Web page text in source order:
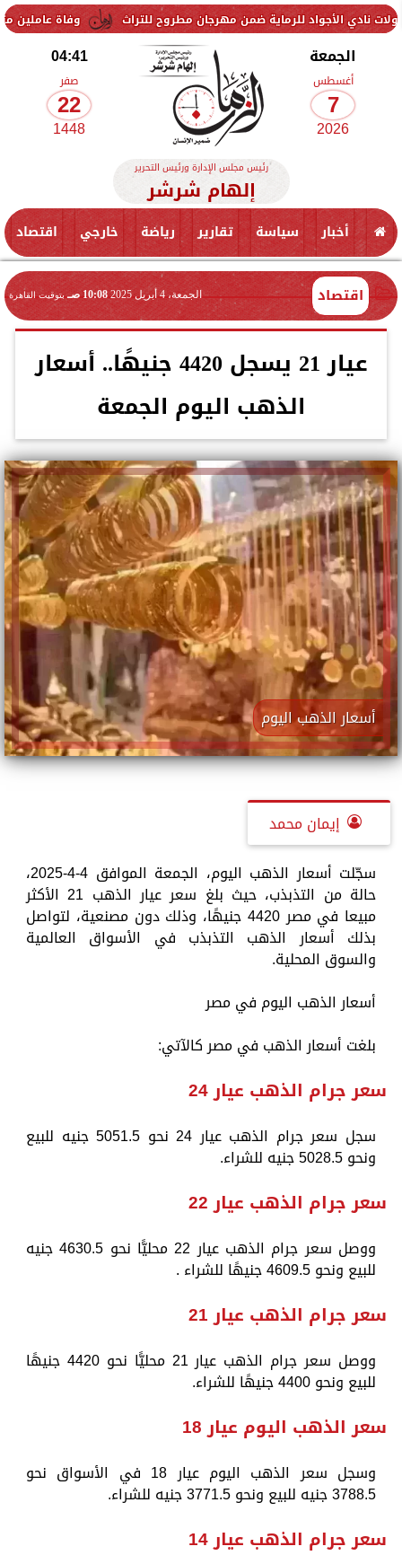
وفاة عاملين متأثرين للرماية ضمن مهرجان مطروح للتراث
الجمعة
أغسطس
7
2026
04:41
صفر
22
1448
رئيس مجلس الإدارة ورئيس التحرير
إلهام شرشر
أخبار سياسة تقارير رياضة خارجي اقتصاد
اقتصاد الجمعة، 4 أبريل 2025 10:08 صـ بتوقيت القاهرة
عيار 21 يسجل 4420 جنيهًا.. أسعار
الذهب اليوم الجمعة
أسعار الذهب اليوم
إيمان محمد
سجّلت أسعار الذهب اليوم، الجمعة الموافق 4-4-2025،
حالة من التذبذب، حيث بلغ سعر عيار الذهب 21 الأكثر
مبيعا في مصر 4420 جنيهًا، وذلك دون مصنعية، لتواصل
بذلك أسعار الذهب التذبذب في الأسواق العالمية
والسوق المحلية.
أسعار الذهب اليوم في مصر
بلغت أسعار الذهب في مصر كالآتي:
سعر جرام الذهب عيار 24
سجل ​​سعر جرام الذهب عيار 24 نحو 5051.5 جنيه للبيع
ونحو 5028.5 جنيه للشراء.
سعر جرام الذهب عيار 22
ووصل سعر جرام الذهب عيار 22 محليًّا نحو 4630.5 جنيه
للبيع ونحو 4609.5 جنيهًا للشراء .
سعر جرام الذهب عيار 21
ووصل سعر جرام الذهب عيار 21 محليًّا نحو 4420 جنيهًا
للبيع ونحو 4400 جنيهًا للشراء.
سعر الذهب اليوم عيار 18
وسجل سعر الذهب اليوم عيار 18 في الأسواق نحو
3788.5 جنيه للبيع ونحو 3771.5 جنيه للشراء.
سعر جرام الذهب عيار 14